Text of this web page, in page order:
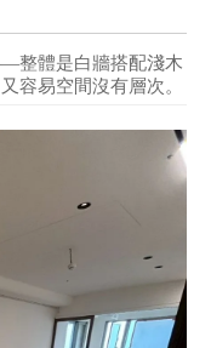
整體是白牆搭配淺木
容易空間沒有層次。